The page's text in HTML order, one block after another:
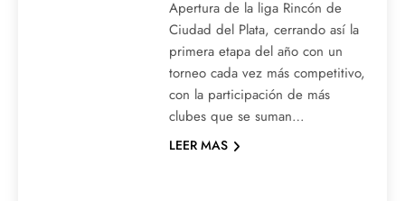
Apertura de la liga Rincón de
Ciudad del Plata, cerrando así la
primera etapa del año con un
torneo cada vez más competitivo,
con la participación de más
clubes que se suman…
LEER MAS